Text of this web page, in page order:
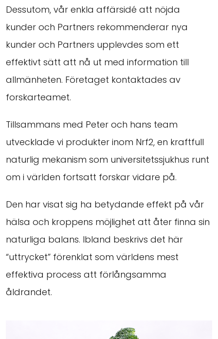
Dessutom, vår enkla affärsidé att nöjda
kunder och Partners rekommenderar nya
kunder och Partners upplevdes som ett
effektivt sätt att nå ut med information till
allmänheten. Företaget kontaktades av
forskarteamet.
Tillsammans med Peter och hans team
utvecklade vi produkter inom Nrf2, en kraftfull
naturlig mekanism som universitetssjukhus runt
om i världen fortsatt forskar vidare på.
Den har visat sig ha betydande effekt på vår
hälsa och kroppens möjlighet att åter finna sin
naturliga balans. Ibland beskrivs det här
“uttrycket” förenklat som världens mest
effektiva process att förlångsamma
åldrandet.